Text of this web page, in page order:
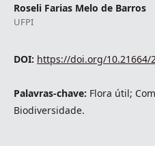
Roseli Farias Melo de Barros
UFPI
DOI: https://doi.org/10.21664/
Palavras-chave: Flora útil;
Biodiversidade.